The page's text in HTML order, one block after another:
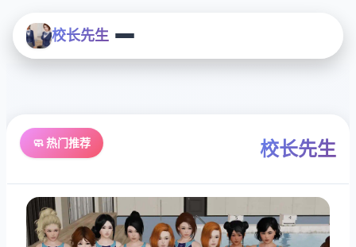
校长先生
🧼 热门推荐 校长先生